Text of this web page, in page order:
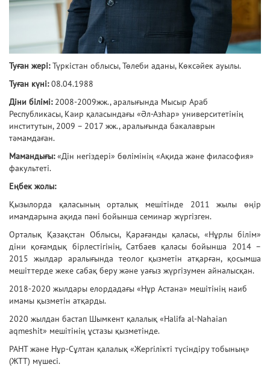
Туған жері:Түркістан облысы, Төлеби аданы, Көксәйек ауылы.
Туған күні:08.04.1988
Діни білімі:2008-2009жж., аралығында Мысыр Араб
Республикасы, Каир қаласындағы «Әл-Азһар» университетінің
институтын, 2009 – 2017 жж., аралығында бакалаврын
тәмамдаған.
Мамандығы:«Дін негіздері» бөлімінің «Ақида және филасофия»
факультеті.
Еңбек жолы:
Қызылорда қаласының орталық мешітінде 2011 жылы өңір
имамдарына ақида пәні бойынша семинар жүргізген.
Орталық Қазақстан Облысы, Қарағанды қаласы, «Нұрлы білім»
діни қоғамдық бірлестігінің, Сатбаев қаласы бойынша 2014 –
2015 жылдар аралығында теолог қызметін атқарған, қосымша
мешіттерде жеке сабақ беру және уағыз жүргізумен айналысқан.
2018-2020 жылдары елордадағы «Нұр Астана» мешітінің наиб
имамы қызметін атқарды.
2020 жылдан бастап Шымкент қалалық «Halifa al-Nahaian
aqmeshit» мешітінің ұстазы қызметінде.
РАНТ және Нұр-Сұлтан қалалық «Жергілікті түсіндіру тобының»
(ЖТТ) мүшесі.